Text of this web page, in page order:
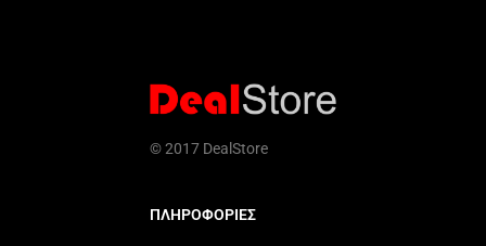
© 2017 DealStore
ΠΛΗΡΟΦΟΡΙΕΣ